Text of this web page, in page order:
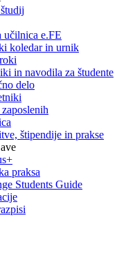
učilnica e.FE
koledar in urnik
in navodila za študente
delo
štipendije in prakse
praksa
Students Guide